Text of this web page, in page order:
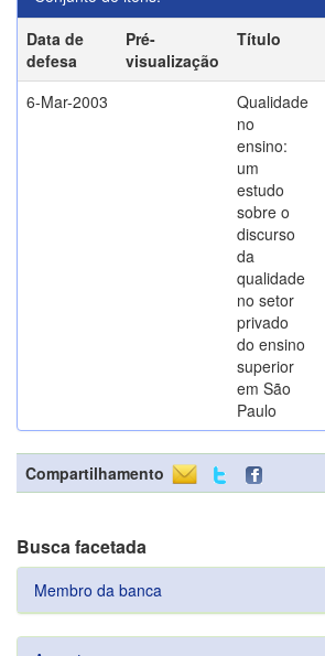
Data de
defesa
Pré-
visualização
Título
6-Mar-2003
Qualidade
no
ensino:
um
estudo
sobre o
discurso
da
qualidade
no setor
privado
do ensino
superior
em São
Paulo
Compartilhamento
Busca facetada
Membro da banca